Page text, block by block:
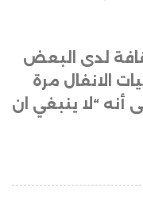
لدى البعض
الانفال مرة
أنه “لا ينبغي ان